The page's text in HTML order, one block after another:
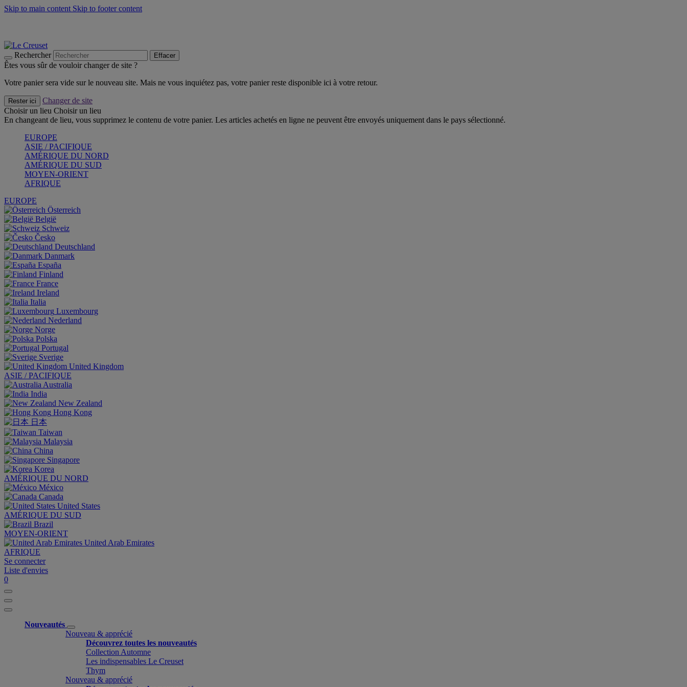
Skip to main content Skip to footer content
Rechercher Effacer
Êtes vous sûr de vouloir changer de site ?
Votre panier sera vide sur le nouveau site. Mais ne vous inquiétez pas, votre panier reste disponible ici à votre retour.
Rester ici
Changer de site
Choisir un lieu Choisir un lieu
En changeant de lieu, vous supprimez le contenu de votre panier. Les articles achetés en ligne ne peuvent être envoyés uniquement dans le pays sélectionné.
EUROPE
ASIE / PACIFIQUE
AMÉRIQUE DU NORD
AMÉRIQUE DU SUD
MOYEN-ORIENT
AFRIQUE
EUROPE
Österreich
België
Schweiz
Česko
Deutschland
Danmark
España
Finland
France
Ireland
Italia
Luxembourg
Nederland
Norge
Polska
Portugal
Sverige
United Kingdom
ASIE / PACIFIQUE
Australia
India
New Zealand
Hong Kong
日本
Taiwan
Malaysia
China
Singapore
Korea
AMÉRIQUE DU NORD
México
Canada
United States
AMÉRIQUE DU SUD
Brazil
MOYEN-ORIENT
United Arab Emirates
AFRIQUE
Se connecter
Liste d'envies
0
Nouveautés
Nouveau & apprécié
Découvrez toutes les nouveautés
Collection Automne
Les indispensables Le Creuset
Thym
Nouveau & apprécié